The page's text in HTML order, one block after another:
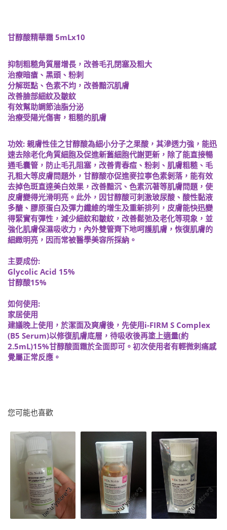
甘醇酸精華霜 5mLx10
抑制粗糙角質層增長，改善毛孔閉塞及粗大
治療暗瘡、黑頭、粉刺
分解斑點、色素不均，改善黯沉肌膚
改善臉部細紋及皺紋
有效幫助調節油脂分泌
治療受陽光傷害，粗糙的肌膚
功效: 親膚性佳之甘醇酸為細小分子之果酸，其滲透力強，能迅
速去除老化角質細胞及促進新舊細胞代謝更新，除了能直接暢
通毛囊管，防止毛孔阻塞，改善青春痘、粉刺、肌膚粗糙、毛
孔粗大等皮膚問題外，甘醇酸亦促進麥拉寧色素剝落，能有效
去掉色斑直達美白效果，改善黯沉、色素沉著等肌膚問題，使
皮膚變得光滑明亮。此外，因甘醇酸可刺激玻尿酸、酸性黏液
多醣、膠原蛋白及彈力纖維的增生及重新排列，皮膚能快迅變
得緊實有彈性，減少細紋和皺紋，改善鬆弛及老化等現象，並
強化肌膚保濕吸收力，內外雙管齊下地呵護肌膚，恢復肌膚的
細緻明亮，因而常被醫學美容所採納。
主要成份:
Glycolic Acid 15%
甘醇酸15%
如何使用:
家居使用
建議晚上使用，於潔面及爽膚後，先使用i-FIRM S Complex
(B5 Serum)以修復肌膚底層，待吸收後再塗上適量(約
2.5mL)15%甘醇酸面霜於全面即可。初次使用者有輕微刺痛感
覺屬正常反應。
您可能也喜歡